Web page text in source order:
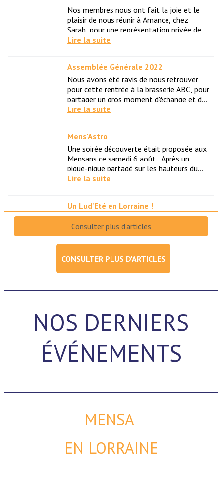
CONSULTER PLUS D'ARTICLES
NOS DERNIERS
ÉVÉNEMENTS
MENSA
EN LORRAINE